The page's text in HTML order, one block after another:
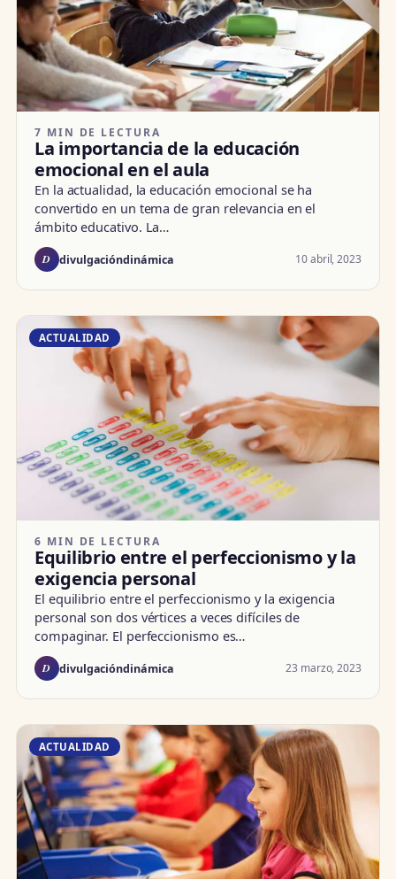
7 MIN DE LECTURA
La importancia de la educación
emocional en el aula
En la actualidad, la educación emocional se ha
convertido en un tema de gran relevancia en el
ámbito educativo. La…
D divulgacióndinámica 10 abril, 2023
ACTUALIDAD
6 MIN DE LECTURA
Equilibrio entre el perfeccionismo y la
exigencia personal
El equilibrio entre el perfeccionismo y la exigencia
personal son dos vértices a veces difíciles de
compaginar. El perfeccionismo es…
D divulgacióndinámica 23 marzo, 2023
ACTUALIDAD